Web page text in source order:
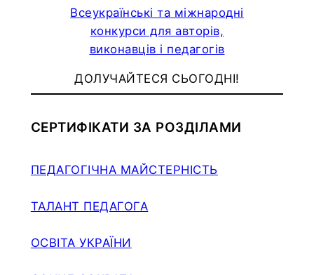
Всеукраїнські та міжнародні
конкурси для авторів,
виконавців і педагогів
ДОЛУЧАЙТЕСЯ СЬОГОДНІ!
СЕРТИФІКАТИ ЗА РОЗДІЛАМИ
ПЕДАГОГІЧНА МАЙСТЕРНІСТЬ
ТАЛАНТ ПЕДАГОГА
ОСВІТА УКРАЇНИ